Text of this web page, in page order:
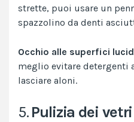
strette, puoi usare un
spazzolino da denti
Occhio alle superfici
meglio evitare detergenti
lasciare aloni.
5.Pulizia dei